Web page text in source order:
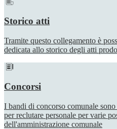
Storico atti
Tramite questo collegamento è
dedicata allo storico degli atti
Concorsi
I bandi di concorso comunale
per reclutare personale per varie
dell'amministrazione comunale